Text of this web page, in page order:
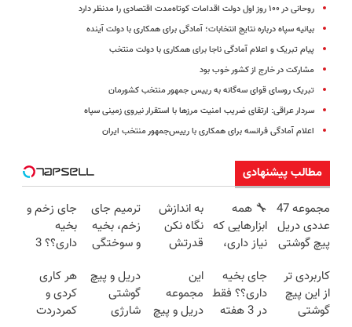
روحانی در ۱۰۰ روز اول دولت اقدامات کوتاه‌مدت اقتصادی را مدنظر دارد
بیانیه سپاه درباره نتایج انتخابات؛ آمادگی برای همکاری با دولت آینده
پیام تبریک و اعلام آمادگی ناجا برای همکاری با دولت منتخب
مشارکت در خارج از کشور خوب بود
تبریک روسای قوای سه‌گانه به رییس جمهور منتخب کشورمان
سردار عراقی: ارتقای ضریب امنیت مرزها با استقرار نیروی زمینی سپاه
اعلام آمادگی فرانسه برای همکاری با رییس‌جمهور منتخب ایران
مطالب پیشنهادی
مجموعه 47
عددی دریل
پیچ گوشتی
(تخفیف به
مدت
محدود)
🔧 همه
ابزارهایی که
نیاز داری،
جمع شده!
تخفیف به
مدت
به اندازش
نگاه نکن
قدرتش
😉 (پرداخت
درب
منزل+گارانتی
ترمیم جای
زخم، بخیه
و سوختگی
هفته!!😍
جای زخم و
بخیه
داری؟؟ 3
محوش کن!
کاربردی تر
از این پیچ
گوشتی
جای بخیه
داری؟؟ فقط
در 3 هفته
این
مجموعه
دریل و پیچ
دریل و پیچ
گوشتی
شارژی
هر کاری
کردی و
کمردردت